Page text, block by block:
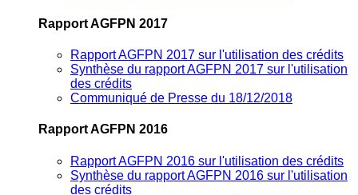
Rapport AGFPN 2017
Rapport AGFPN 2017 sur l'utilisation des crédits
Synthèse du rapport AGFPN 2017 sur l'utilisation
des crédits
Communiqué de Presse du 18/12/2018
Rapport AGFPN 2016
Rapport AGFPN 2016 sur l'utilisation des crédits
Synthèse du rapport AGFPN 2016 sur l'utilisation
des crédits